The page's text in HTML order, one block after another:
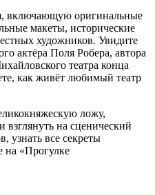
включающую оригинальные
макеты, исторические
художников. Увидите
актёра Поля Робера, автора
театра конца
как живёт любимый театр
ложу,
взглянуть на сценический
узнать все секреты
на «Прогулке